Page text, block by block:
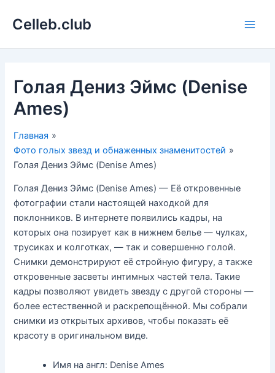
Celleb.club
Голая Дениз Эймс (Denise
Ames)
Главная
Фото голых звезд и обнаженных знаменитостей
Голая Дениз Эймс (Denise Ames)
Голая Дениз Эймс (Denise Ames) — Её откровенные
фотографии стали настоящей находкой для
поклонников. В интернете появились кадры, на
которых она позирует как в нижнем белье — чулках,
трусиках и колготках, — так и совершенно голой.
Снимки демонстрируют её стройную фигуру, а также
откровенные засветы интимных частей тела. Такие
кадры позволяют увидеть звезду с другой стороны —
более естественной и раскрепощённой. Мы собрали
снимки из открытых архивов, чтобы показать её
красоту в оригинальном виде.
Имя на англ: Denise Ames